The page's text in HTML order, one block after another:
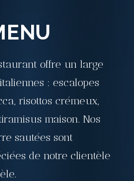
offre un large
: escalopes
risottos crémeux,
maison. Nos
sautées sont
de notre clientèle